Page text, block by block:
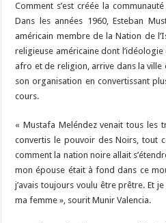
Comment s’est créée la
Dans les années 1960, Esteban
américain membre de la Nation de
religieuse américaine dont
afro et de religion, arrive dans la ville
son organisation en convertissant
cours.
« Mustafa Meléndez venait tous les
convertis le pouvoir des Noirs, tout
comment la nation noire allait
mon épouse était à fond dans ce
j’avais toujours voulu être prêtre. Et
ma femme », sourit Munir Valencia.